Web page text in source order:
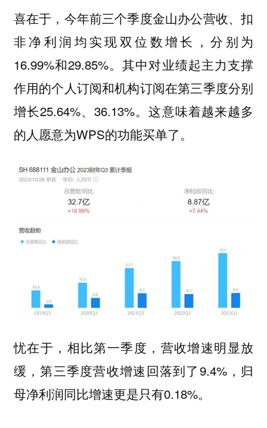
喜在于，今年前三个季度金山办公营收、扣
非净利润均实现双位数增长，分别为
16.99%和29.85%。其中对业绩起主力支撑
作用的个人订阅和机构订阅在第三季度分别
增长25.64%、36.13%。这意味着越来越多
的人愿意为WPS的功能买单了。
忧在于，相比第一季度，营收增速明显放
缓，第三季度营收增速回落到了9.4%，归
母净利润同比增速更是只有0.18%。